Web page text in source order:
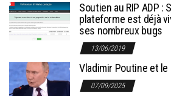
Soutien au RIP ADP :
plateforme est déjà
ses nombreux bugs
13/06/2019
Vladimir Poutine et le
07/09/2025